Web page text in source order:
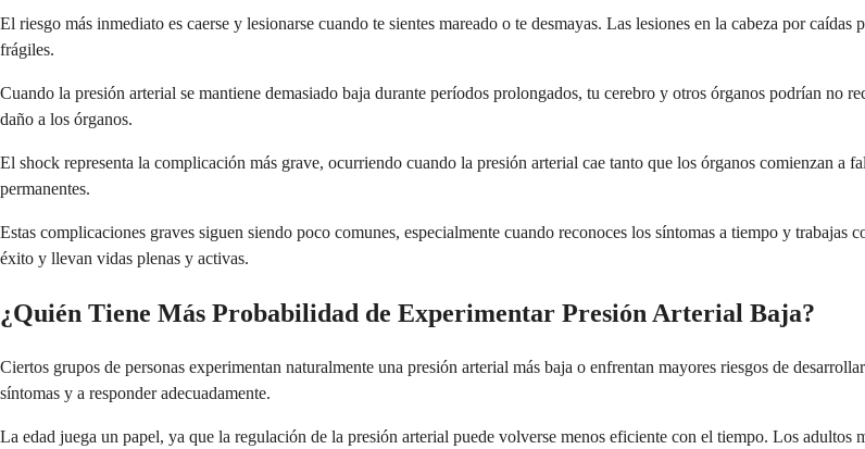
El riesgo más inmediato es caerse y lesionarse cuando te sientes mareado o te desmayas. Las lesiones en la cabeza por
frágiles.
Cuando la presión arterial se mantiene demasiado baja durante períodos prolongados, tu cerebro y otros órganos podrían no
daño a los órganos.
El shock representa la complicación más grave, ocurriendo cuando la presión arterial cae tanto que los órganos comienzan a
permanentes.
Estas complicaciones graves siguen siendo poco comunes, especialmente cuando reconoces los síntomas a tiempo y
éxito y llevan vidas plenas y activas.
¿Quién Tiene Más Probabilidad de Experimentar Presión Arterial Baja?
Ciertos grupos de personas experimentan naturalmente una presión arterial más baja o enfrentan mayores riesgos de
síntomas y a responder adecuadamente.
La edad juega un papel, ya que la regulación de la presión arterial puede volverse menos eficiente con el tiempo. Los